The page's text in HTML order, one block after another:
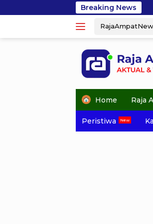
to
Breaking News
Home Raja
Peristiwa